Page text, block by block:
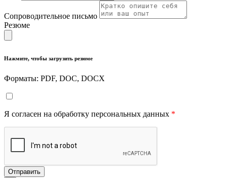
Сопроводительное письмо
Резюме
Нажмите, чтобы загрузить резюме
Форматы: PDF, DOC, DOCX
Я согласен на обработку персональных данных *
Отправить